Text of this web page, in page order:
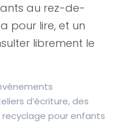
au rez-de-
pour lire, et un
librement le
d’écriture, des
pour enfants